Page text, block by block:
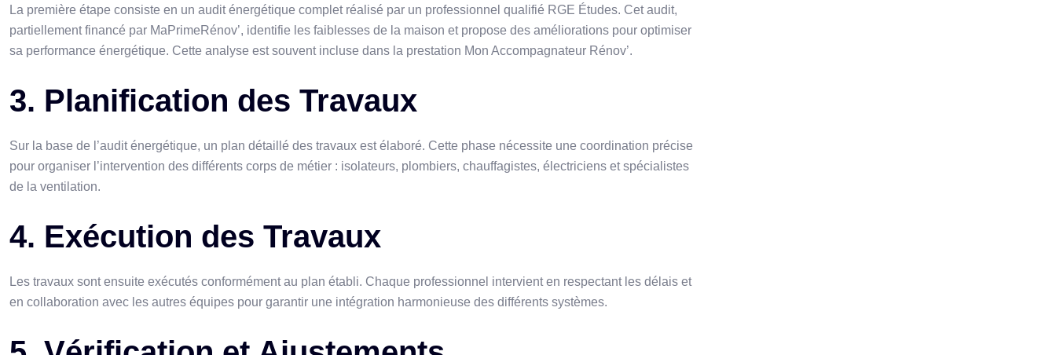
La première étape consiste en un audit énergétique complet réalisé par un professionnel qualifié RGE Études. Cet audit,
partiellement financé par MaPrimeRénov’, identifie les faiblesses de la maison et propose des améliorations pour optimiser
sa performance énergétique. Cette analyse est souvent incluse dans la prestation Mon Accompagnateur Rénov’.
3. Planification des Travaux
Sur la base de l’audit énergétique, un plan détaillé des travaux est élaboré. Cette phase nécessite une coordination précise
pour organiser l’intervention des différents corps de métier : isolateurs, plombiers, chauffagistes, électriciens et spécialistes
de la ventilation.
4. Exécution des Travaux
Les travaux sont ensuite exécutés conformément au plan établi. Chaque professionnel intervient en respectant les délais et
en collaboration avec les autres équipes pour garantir une intégration harmonieuse des différents systèmes.